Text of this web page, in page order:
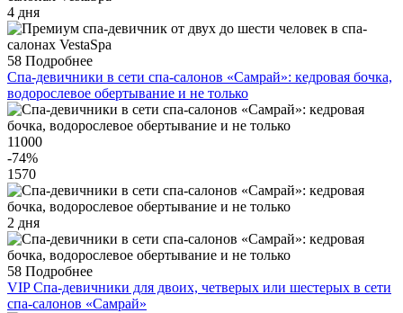
4 дня
58 Подробнее
Спа-девичники в сети спа-салонов «Самрай»: кедровая бочка,
водорослевое обертывание и не только
11000
-74%
1570
2 дня
58 Подробнее
VIP Спа-девичники для двоих, четверых или шестерых в сети
спа-салонов «Самрай»